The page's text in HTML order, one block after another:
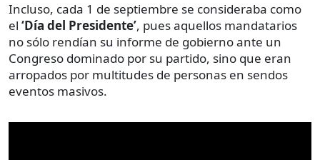
Incluso, cada 1 de septiembre se consideraba como
el ‘Día del Presidente’, pues aquellos mandatarios
no sólo rendían su informe de gobierno ante un
Congreso dominado por su partido, sino que eran
arropados por multitudes de personas en sendos
eventos masivos.